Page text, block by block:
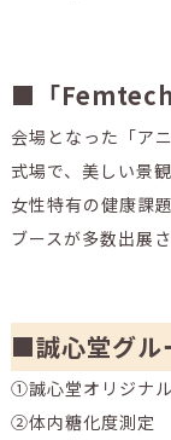
■「
会場となった「ア
式場で、美しい景
女性特有の健康課
ブースが多数出展
■誠心堂グル
①誠心堂オリジナ
②体内糖化度測定